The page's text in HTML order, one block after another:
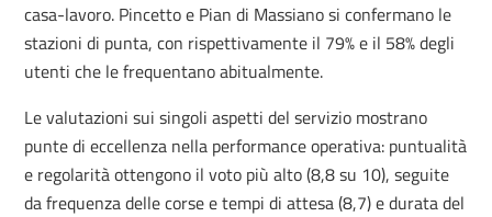
casa-lavoro. Pincetto e Pian di Massiano si confermano le
stazioni di punta, con rispettivamente il 79% e il 58% degli
utenti che le frequentano abitualmente.
Le valutazioni sui singoli aspetti del servizio mostrano
punte di eccellenza nella performance operativa: puntualità
e regolarità ottengono il voto più alto (8,8 su 10), seguite
da frequenza delle corse e tempi di attesa (8,7) e durata del